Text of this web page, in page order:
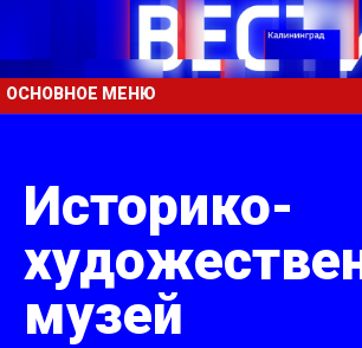
ОСНОВНОЕ МЕНЮ
Историко-
музей